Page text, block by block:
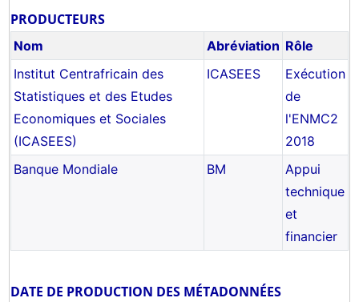
PRODUCTEURS
Nom Abréviation Rôle
Institut Centrafricain des
Statistiques et des Etudes
Economiques et Sociales
(ICASEES)
ICASEES
Exécution
de
l'ENMC2
2018
Banque Mondiale
BM
Appui
technique
et
financier
DATE DE PRODUCTION DES MÉTADONNÉES